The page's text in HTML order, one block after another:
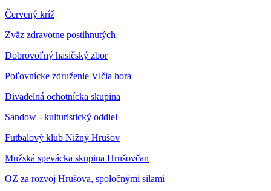
Červený kríž
Zväz zdravotne postihnutých
Dobrovoľný hasičský zbor
Poľovnícke združenie Vlčia hora
Divadelná ochotnícka skupina
Sandow - kulturistický oddiel
Futbalový klub Nižný Hrušov
Mužská spevácka skupina Hrušovčan
OZ za rozvoj Hrušova, spoločnými silami